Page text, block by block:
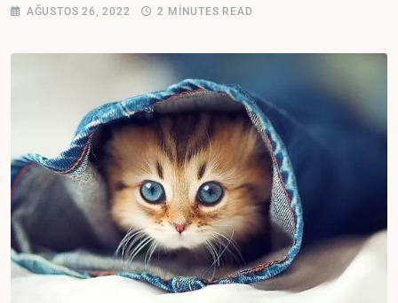
AĞUSTOS 26, 2022 2 MINUTES READ